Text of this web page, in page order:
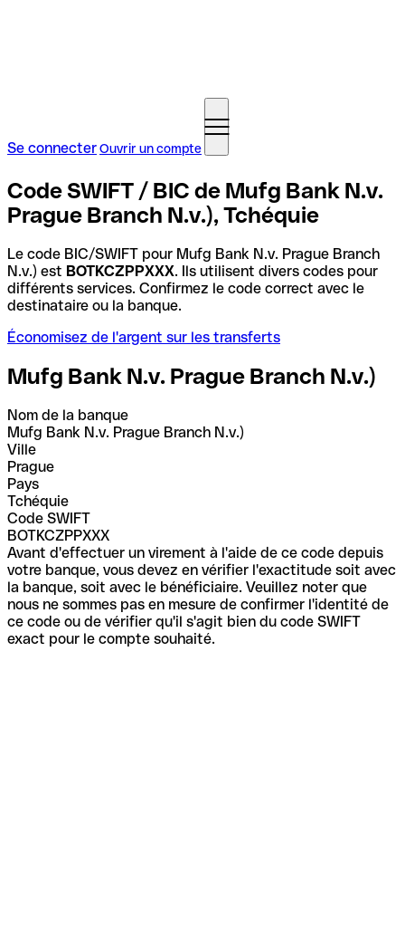
Se connecterOuvrir un compte
Code SWIFT / BIC de Mufg Bank N.v.
Prague Branch N.v.), Tchéquie
Le code BIC/SWIFT pour Mufg Bank N.v. Prague Branch
N.v.) est BOTKCZPPXXX. Ils utilisent divers codes pour
différents services. Confirmez le code correct avec le
destinataire ou la banque.
Économisez de l'argent sur les transferts
Mufg Bank N.v. Prague Branch N.v.)
Nom de la banque
Mufg Bank N.v. Prague Branch N.v.)
Ville
Prague
Pays
Tchéquie
Code SWIFT
BOTKCZPPXXX
Avant d'effectuer un virement à l'aide de ce code depuis
votre banque, vous devez en vérifier l'exactitude soit avec
la banque, soit avec le bénéficiaire. Veuillez noter que
nous ne sommes pas en mesure de confirmer l'identité de
ce code ou de vérifier qu'il s'agit bien du code SWIFT
exact pour le compte souhaité.